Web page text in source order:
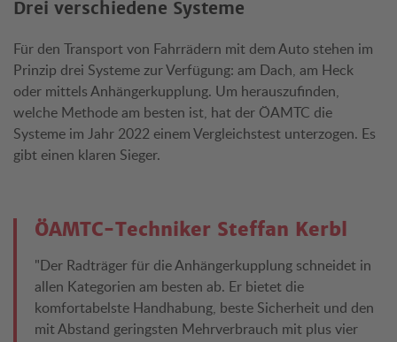
Drei verschiedene Systeme
Für den Transport von Fahrrädern mit dem Auto stehen im
Prinzip drei Systeme zur Verfügung: am Dach, am Heck
oder mittels Anhängerkupplung. Um herauszufinden,
welche Methode am besten ist, hat der ÖAMTC die
Systeme im Jahr 2022 einem Vergleichstest unterzogen. Es
gibt einen klaren Sieger.
ÖAMTC-Techniker Steffan Kerbl
"Der Radträger für die Anhängerkupplung schneidet in
allen Kategorien am besten ab. Er bietet die
komfortabelste Handhabung, beste Sicherheit und den
mit Abstand geringsten Mehrverbrauch mit plus vier